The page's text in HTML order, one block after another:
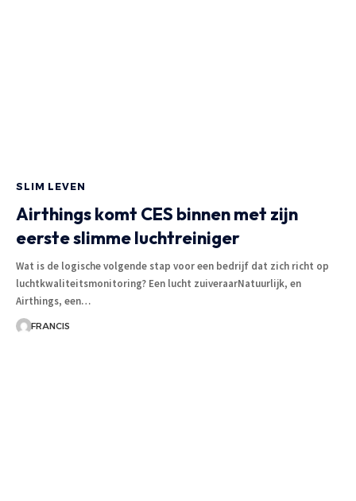
SLIM LEVEN
Airthings komt CES binnen met zijn
eerste slimme luchtreiniger
Wat is de logische volgende stap voor een bedrijf dat zich richt op
luchtkwaliteitsmonitoring? Een lucht zuiveraarNatuurlijk, en
Airthings, een…
FRANCIS